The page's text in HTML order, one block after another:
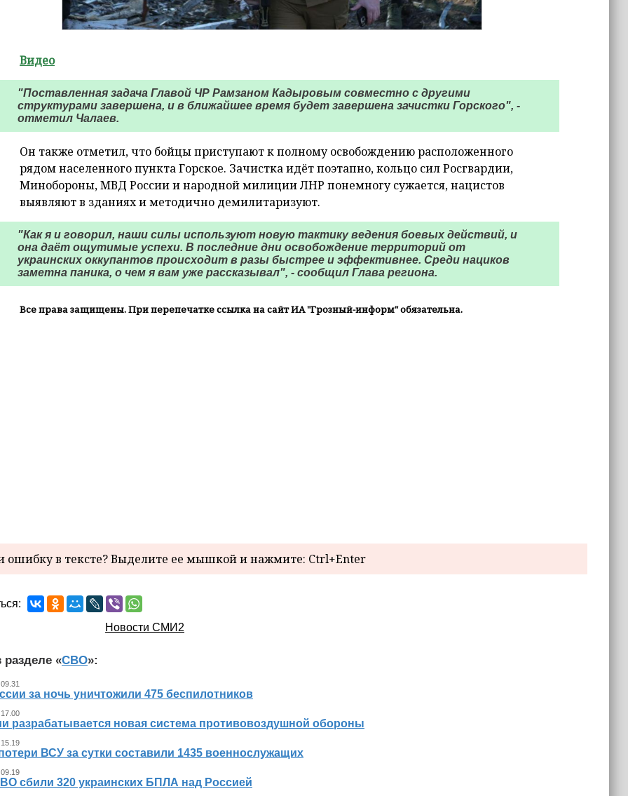
Видео
"Поставленная задача Главой ЧР Рамзаном Кадыровым совместно с другими
структурами завершена, и в ближайшее время будет завершена зачистки Горского", -
отметил Чалаев.
Он также отметил, что бойцы приступают к полному освобождению расположенного
рядом населенного пункта Горское. Зачистка идёт поэтапно, кольцо сил Росгвардии,
Минобороны, МВД России и народной милиции ЛНР понемногу сужается, нацистов
выявляют в зданиях и методично демилитаризуют.
"Как я и говорил, наши силы используют новую тактику ведения боевых действий, и
она даёт ощутимые успехи. В последние дни освобождение территорий от
украинских оккупантов происходит в разы быстрее и эффективнее. Среди нациков
заметна паника, о чем я вам уже рассказывал", - сообщил Глава региона.
Все права защищены. При перепечатке ссылка на сайт ИА "Грозный-информ" обязательна.
в тексте? Выделите ее мышкой и нажмите: Ctrl+Enter
Новости СМИ2
разделе «СВО»:
за ночь уничтожили 475 беспилотников
разрабатывается новая система противовоздушной обороны
ВСУ за сутки составили 1435 военнослужащих
сбили 320 украинских БПЛА над Россией